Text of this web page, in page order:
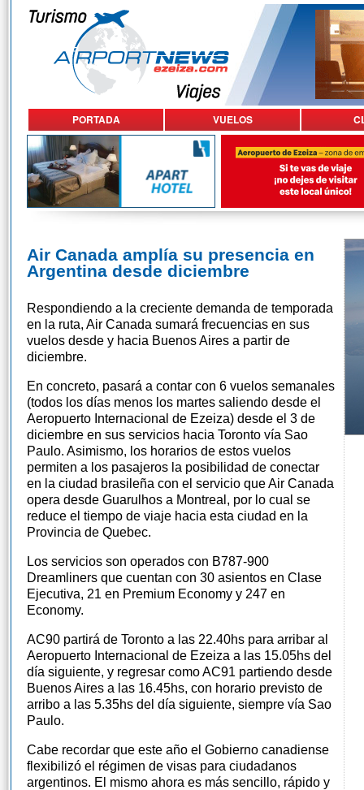
PORTADA VUELOS
Air Canada amplía su presencia en
Argentina desde diciembre
Respondiendo a la creciente demanda de temporada
en la ruta, Air Canada sumará frecuencias en sus
vuelos desde y hacia Buenos Aires a partir de
diciembre.
En concreto, pasará a contar con 6 vuelos semanales
(todos los días menos los martes saliendo desde el
Aeropuerto Internacional de Ezeiza) desde el 3 de
diciembre en sus servicios hacia Toronto vía Sao
Paulo. Asimismo, los horarios de estos vuelos
permiten a los pasajeros la posibilidad de conectar
en la ciudad brasileña con el servicio que Air Canada
opera desde Guarulhos a Montreal, por lo cual se
reduce el tiempo de viaje hacia esta ciudad en la
Provincia de Quebec.
Los servicios son operados con B787-900
Dreamliners que cuentan con 30 asientos en Clase
Ejecutiva, 21 en Premium Economy y 247 en
Economy.
AC90 partirá de Toronto a las 22.40hs para arribar al
Aeropuerto Internacional de Ezeiza a las 15.05hs del
día siguiente, y regresar como AC91 partiendo desde
Buenos Aires a las 16.45hs, con horario previsto de
arribo a las 5.35hs del día siguiente, siempre vía Sao
Paulo.
Cabe recordar que este año el Gobierno canadiense
flexibilizó el régimen de visas para ciudadanos
argentinos. El mismo ahora es más sencillo, rápido y